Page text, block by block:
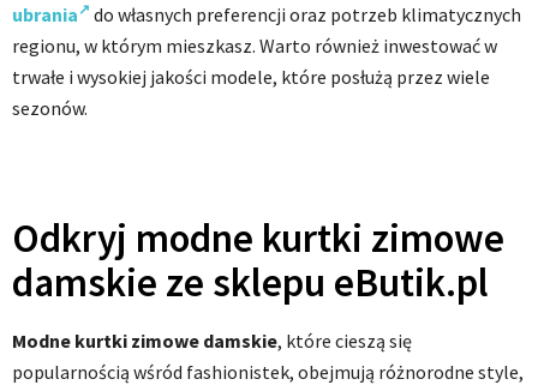
ubrania
do własnych preferencji oraz potrzeb klimatycznych
regionu, w którym mieszkasz. Warto również inwestować w
trwałe i wysokiej jakości modele, które posłużą przez wiele
sezonów.
Odkryj modne kurtki zimowe
damskie ze sklepu eButik.pl
Modne kurtki zimowe damskie, które cieszą się
popularnością wśród fashionistek, obejmują różnorodne style,